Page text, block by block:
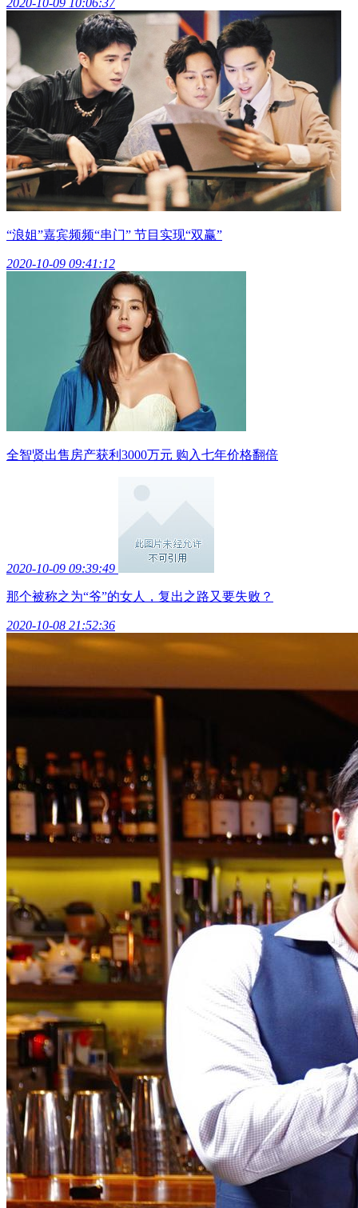
2020-10-09 10:06:37
“浪姐”嘉宾频频“串门” 节目实现“双赢”
2020-10-09 09:41:12
全智贤出售房产获利3000万元 购入七年价格翻倍
2020-10-09 09:39:49
那个被称之为“爷”的女人，复出之路又要失败？
2020-10-08 21:52:36